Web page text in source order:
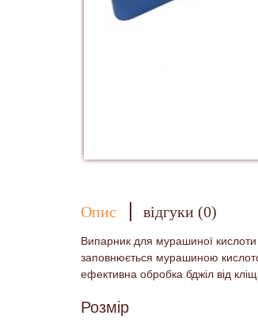
Опис відгуки (0)
Випарник для мурашиної кислоти
заповнюється мурашиною
ефективна обробка бджіл від
Розмір